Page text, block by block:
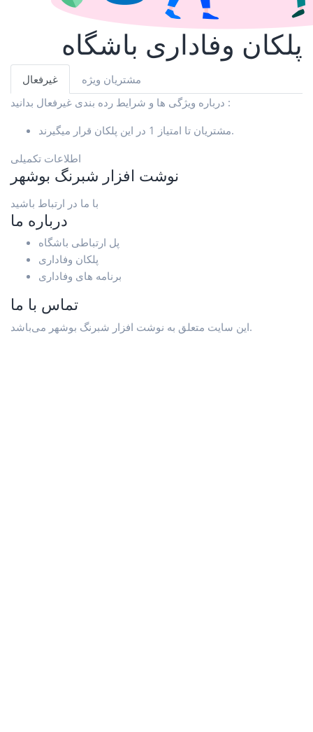
پلکان وفاداری باشگاه
غیرفعال
مشتریان ویژه
درباره ویژگی ها و شرایط رده بندی غیرفعال بدانید :
مشتریان تا امتیاز 1 در این پلکان قرار میگیرند.
اطلاعات تکمیلی
نوشت افزار شبرنگ بوشهر
با ما در ارتباط باشید
درباره ما
پل ارتباطی باشگاه
پلکان وفاداری
برنامه های وفاداری
تماس با ما
اين سايت متعلق به نوشت افزار شبرنگ بوشهر می‌باشد.